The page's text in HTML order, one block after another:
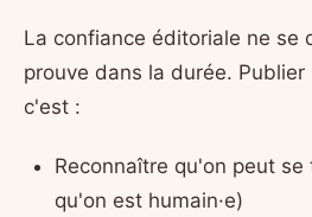
La confiance éditoriale ne se
prouve dans la durée. Publier
c'est :
Reconnaître qu'on peut se
qu'on est humain·e)